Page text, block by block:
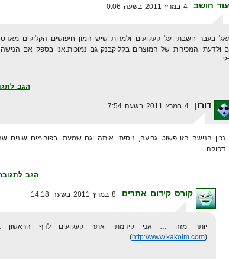
עוד חושב4 במרץ 2011 בשעה 0:06
בעבר חשבתי על קעקועים ולמרות שיש המון חיפושים הקליקים
ולדעתי המכירות של המוצרים בקליקבנק גם נמוכות.אני בספק אם הנישה
הגב
דורון
נכון הנישה הזו פשוט גרועה, ניסיתי אותה וגם שמעתי בפורומים שונים
דפוקה.
הגב
קורס קידום אתרים
יותר מזה … אני קידמתי אתר קעקועים לדף הראשון
(
http://www.kakoim.com
).